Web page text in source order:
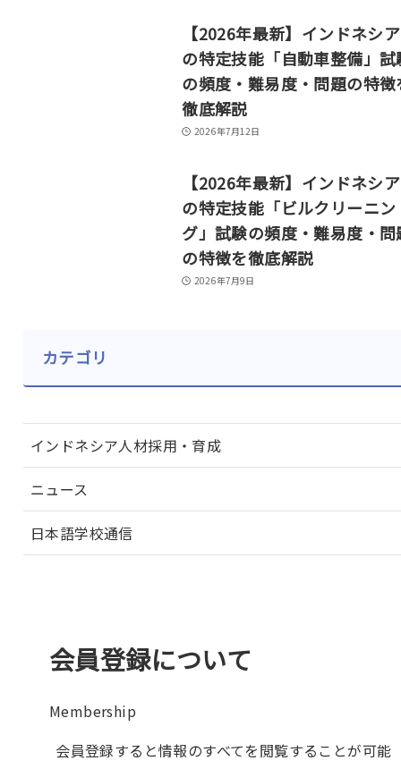
【2026年最新】インドネシ
の特定技能「自動車整備」試
の頻度・難易度・問題の特徴
徹底解説
2026年7月12日
【2026年最新】インドネシ
の特定技能「ビルクリーニン
グ」試験の頻度・難易度・問
の特徴を徹底解説
2026年7月9日
カテゴリ
インドネシア人材採用・育成
ニュース
日本語学校通信
会員登録について
Membership
会員登録すると情報のすべてを閲覧することが可能